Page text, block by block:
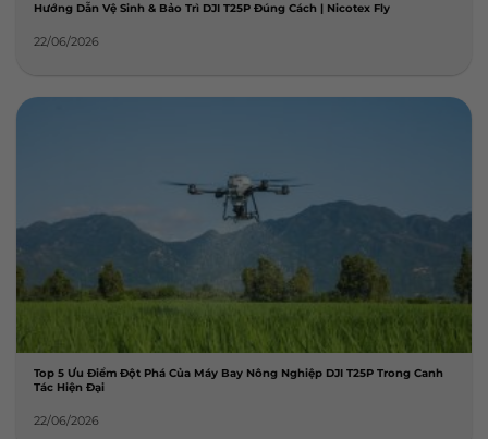
Hướng Dẫn Vệ Sinh & Bảo Trì DJI T25P Đúng Cách | Nicotex Fly
22/06/2026
Top 5 Ưu Điểm Đột Phá Của Máy Bay Nông Nghiệp DJI T25P Trong Canh
Tác Hiện Đại
22/06/2026